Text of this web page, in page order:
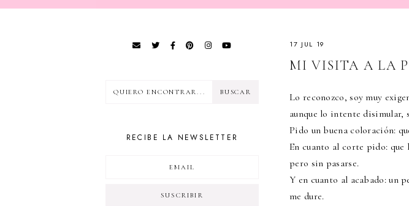
17 JUL 19
MI VISITA A LA
Lo reconozco, soy muy
aunque lo intente disimular,
Pido un buena coloración:
En cuanto al corte pido: que
pero sin pasarse.
Y en cuanto al acabado: un
me dure.
RECIBE LA NEWSLETTER